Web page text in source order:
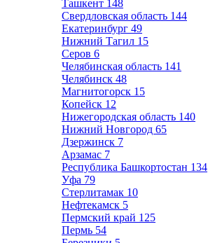
Ташкент 148
Свердловская область 144
Екатеринбург 49
Нижний Тагил 15
Серов 6
Челябинская область 141
Челябинск 48
Магнитогорск 15
Копейск 12
Нижегородская область 140
Нижний Новгород 65
Дзержинск 7
Арзамас 7
Республика Башкортостан 134
Уфа 79
Стерлитамак 10
Нефтекамск 5
Пермский край 125
Пермь 54